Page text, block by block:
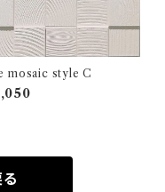
mosaic style C